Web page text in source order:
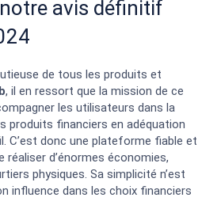
avis définitif
de tous les produits et
, il en ressort que la mission de ce
les utilisateurs dans la
produits financiers en adéquation
C’est donc une plateforme fiable et
d’énormes économies,
physiques. Sa simplicité n’est
influence dans les choix financiers